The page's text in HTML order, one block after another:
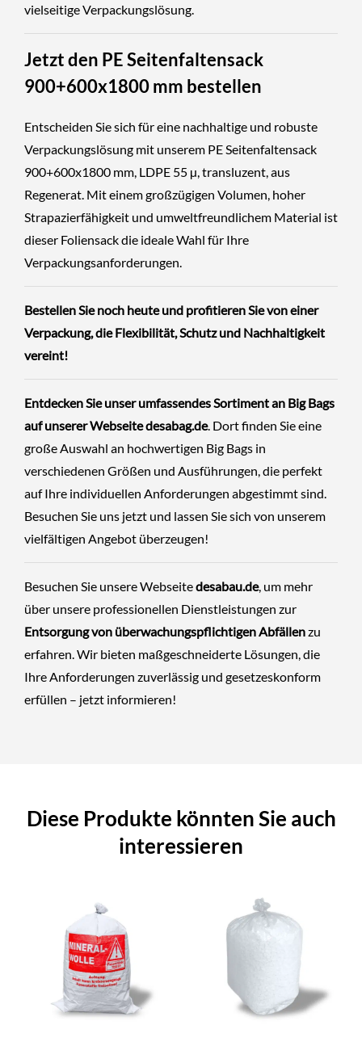
vielseitige Verpackungslösung.
Jetzt den PE Seitenfaltensack
900+600x1800 mm bestellen
Entscheiden Sie sich für eine nachhaltige und robuste
Verpackungslösung mit unserem PE Seitenfaltensack
900+600x1800 mm, LDPE 55 µ, transluzent, aus
Regenerat. Mit einem großzügigen Volumen, hoher
Strapazierfähigkeit und umweltfreundlichem Material ist
dieser Foliensack die ideale Wahl für Ihre
Verpackungsanforderungen.
Bestellen Sie noch heute und profitieren Sie von einer
Verpackung, die Flexibilität, Schutz und Nachhaltigkeit
vereint!
Entdecken Sie unser umfassendes Sortiment an Big Bags
auf unserer Webseitedesabag.de. Dort finden Sie eine
große Auswahl an hochwertigen Big Bags in
verschiedenen Größen und Ausführungen, die perfekt
auf Ihre individuellen Anforderungen abgestimmt sind.
Besuchen Sie uns jetzt und lassen Sie sich von unserem
vielfältigen Angebot überzeugen!
Besuchen Sie unsere Webseitedesabau.de, um mehr
über unsere professionellen Dienstleistungen zur
Entsorgung von überwachungspflichtigen Abfällenzu
erfahren. Wir bieten maßgeschneiderte Lösungen, die
Ihre Anforderungen zuverlässig und gesetzeskonform
erfüllen – jetzt informieren!
Diese Produkte könnten Sie auch
interessieren